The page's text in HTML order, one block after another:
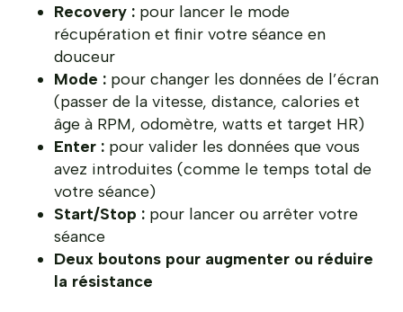
Recovery : pour lancer le mode
récupération et finir votre séance en
douceur
Mode : pour changer les données de l’écran
(passer de la vitesse, distance, calories et
âge à RPM, odomètre, watts et target HR)
Enter : pour valider les données que vous
avez introduites (comme le temps total de
votre séance)
Start/Stop : pour lancer ou arrêter votre
séance
Deux boutons pour augmenter ou réduire
la résistance